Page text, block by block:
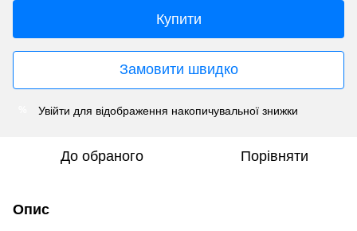
Купити
Замовити швидко
Увійти для відображення накопичувальної знижки
До обраного Порівняти
Опис